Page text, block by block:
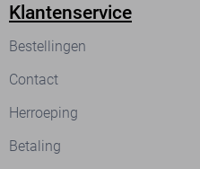
Klantenservice
Bestellingen
Contact
Herroeping
Betaling